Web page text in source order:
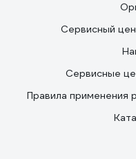
Сервисный
Сервисные
Правила применения